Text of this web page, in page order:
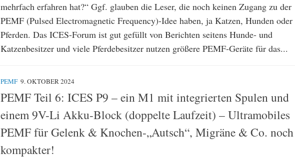
mehrfach erfahren hat?“ Ggf. glauben die Leser, die noch keinen Zugang zu der
PEMF (Pulsed Electromagnetic Frequency)-Idee haben, ja Katzen, Hunden oder
Pferden. Das ICES-Forum ist gut gefüllt von Berichten seitens Hunde- und
Katzenbesitzer und viele Pferdebesitzer nutzen größere PEMF-Geräte für das...
PEMF 9. OKTOBER 2024
PEMF Teil 6: ICES P9 – ein M1 mit integrierten Spulen und
einem 9V-Li Akku-Block (doppelte Laufzeit) – Ultramobiles
PEMF für Gelenk & Knochen-„Autsch“, Migräne & Co. noch
kompakter!